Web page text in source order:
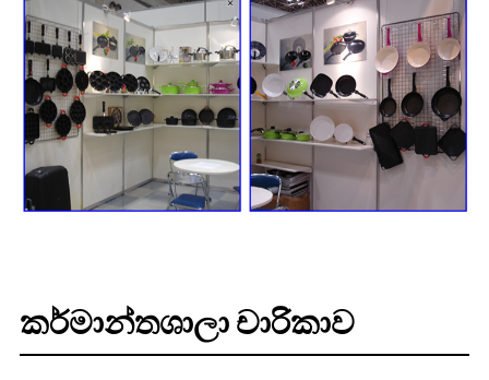
කර්මාන්තශාලා චාරිකාව